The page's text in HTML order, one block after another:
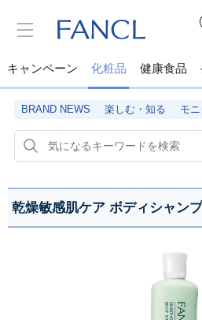
キャンペーン 化粧品 健康食品
BRAND NEWS 楽しむ・知る モ
乾燥敏感肌ケア ボディシャン